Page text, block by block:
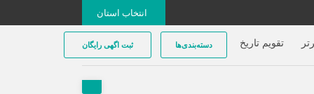
انتخاب استان
تقویم تاریخ دسته‌بندی‌ها ثبت اگهی رایگان